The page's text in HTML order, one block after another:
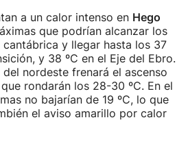
a un calor intenso en Hego
que podrían alcanzar los
y llegar hasta los 37
y 38 ºC en el Eje del Ebro.
nordeste frenará el ascenso
rondarán los 28-30 ºC. En el
no bajarían de 19 ºC, lo que
el aviso amarillo por calor